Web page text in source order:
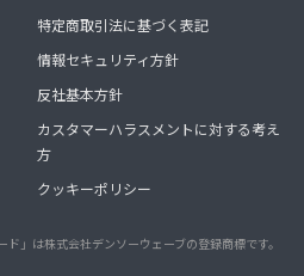
特定商取引法に基づく表記
情報セキュリティ方針
反社基本方針
カスタマーハラスメントに対する考え
方
クッキーポリシー
ド」は株式会社デンソーウェーブの登録商標です。